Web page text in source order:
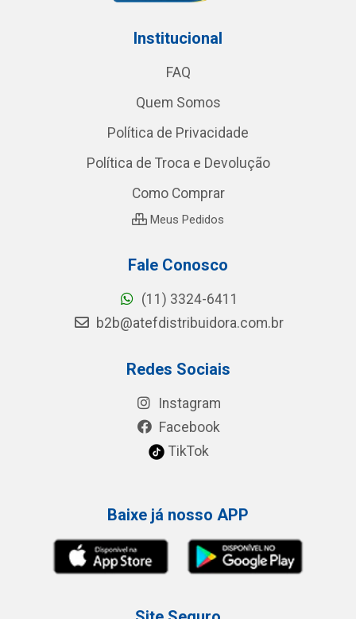
Institucional
FAQ
Quem Somos
Política de Privacidade
Política de Troca e Devolução
Como Comprar
Meus Pedidos
Fale Conosco
(11) 3324-6411
b2b@atefdistribuidora.com.br
Redes Sociais
Instagram
Facebook
TikTok
Baixe já nosso APP